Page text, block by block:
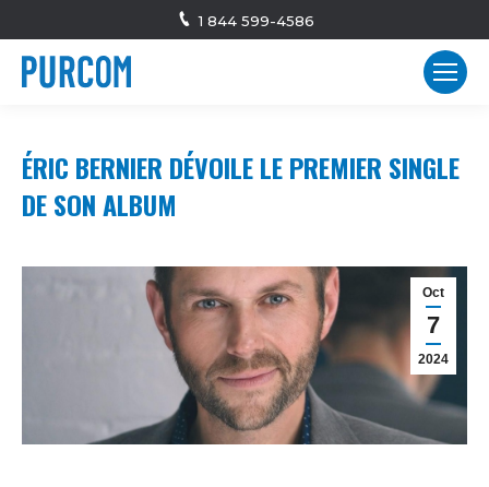
1 844 599-4586
ÉRIC BERNIER DÉVOILE LE PREMIER SINGLE
DE SON ALBUM
Oct
7
2024